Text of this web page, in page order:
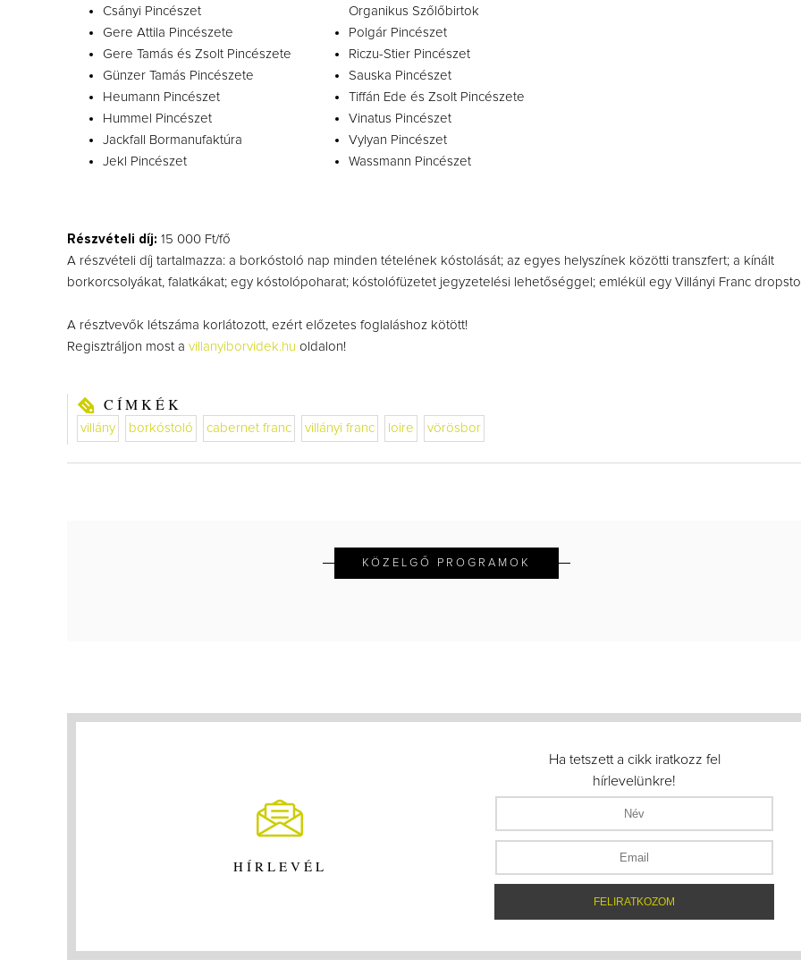
Csányi Pincészet
Gere Attila Pincészete
Gere Tamás és Zsolt Pincészete
Günzer Tamás Pincészete
Heumann Pincészet
Hummel Pincészet
Jackfall Bormanufaktúra
Jekl Pincészet
Organikus Szőlőbirtok
Polgár Pincészet
Riczu-Stier Pincészet
Sauska Pincészet
Tiffán Ede és Zsolt Pincészete
Vinatus Pincészet
Vylyan Pincészet
Wassmann Pincészet
Részvételi díj: 15 000 Ft/fő
A részvételi díj tartalmazza: a borkóstoló nap minden tételének kóstolását; az egyes helyszínek közötti transzfert; a kínált
borkorcsolyákat, falatkákat; egy kóstolópoharat; kóstolófüzetet jegyzetelési lehetőséggel; emlékül egy Villányi Franc
A résztvevők létszáma korlátozott, ezért előzetes foglaláshoz kötött!
Regisztráljon most a villanyiborvidek.hu oldalon!
CÍMKÉK
villány borkóstoló cabernet franc villányi franc loire vörösbor
KÖZELGŐ PROGRAMOK
HÍRLEVÉL
Ha tetszett a cikk iratkozz fel
hírlevelünkre!